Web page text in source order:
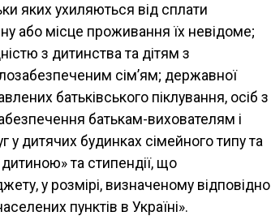
яких ухиляються від сплати
або місце проживання їх невідоме;
з дитинства та дітям з
сім’ям; державної
батьківського піклування, осіб з
батькам-вихователям і
у дитячих будинках сімейного типу та
та стипендії, що
у розмірі, визначеному відповідно
пунктів в Україні».